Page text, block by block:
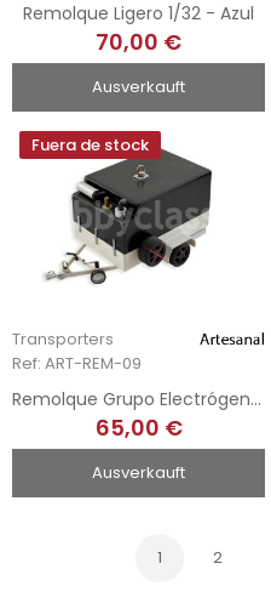
Remolque Ligero 1/32 - Azul
70,00 €
Ausverkauft
Fuera de stock
Transporters
Ref: ART-REM-09
Remolque Grupo Electrógeno 1/32 - Abatible
65,00 €
Ausverkauft
1 2